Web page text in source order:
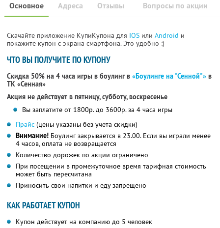
Основное Отзывы Вопросы по акции
Адреса
Скачайте приложение КупиКупона для IOS или Android и
покажите купон с экрана смартфона. Это удобно :)
ЧТО ВЫ ПОЛУЧИТЕ ПО КУПОНУ
Скидка 50% на 4 часа игры в боулинг в «Боулинге на "Сенной"» в
ТК «Сенная»
Акция не действует в пятницу, субботу, воскресенье
Вы заплатите от 1800р. до 3600р. за 4 часа игры
Прайс (цены указаны без учета скидки)
Внимание! Боулинг закрывается в 23.00. Если вы играли менее
4 часов, оплата не возвращается
Количество дорожек по акции ограничено
При посещении в промежуточное время тарифная стоимость
может быть пересчитана
Приносить свои напитки и еду запрещено
КАК РАБОТАЕТ КУПОН
Купон действует на компанию до 5 человек